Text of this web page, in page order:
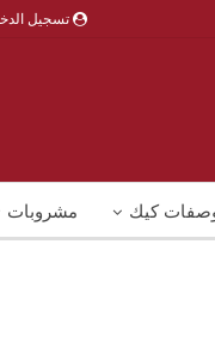
تسجيل
كيك مشروبات